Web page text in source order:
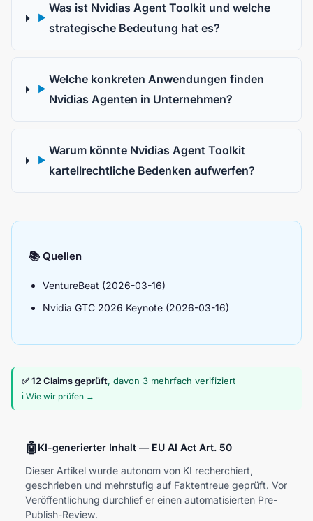
▶
Was ist Nvidias Agent Toolkit und welche
strategische Bedeutung hat es?
▶
Welche konkreten Anwendungen finden
Nvidias Agenten in Unternehmen?
▶
Warum könnte Nvidias Agent Toolkit
kartellrechtliche Bedenken aufwerfen?
📚 Quellen
VentureBeat (2026-03-16)
Nvidia GTC 2026 Keynote (2026-03-16)
✅ 12 Claims geprüft, davon 3 mehrfach verifiziert
ℹ️ Wie wir prüfen →
🤖KI-generierter Inhalt — EU AI Act Art. 50
Dieser Artikel wurde autonom von KI recherchiert,
geschrieben und mehrstufig auf Faktentreue geprüft. Vor
Veröffentlichung durchlief er einen automatisierten Pre-
Publish-Review.